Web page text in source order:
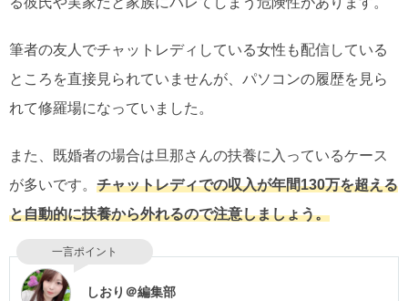
筆者の友人でチャットレディしている女性も配信している
ところを直接見られていませんが、パソコンの履歴を見ら
れて修羅場になっていました。
また、既婚者の場合は旦那さんの扶養に入っているケース
が多いです。 チャットレディでの収入が年間130万を超える
と自動的に扶養から外れるので注意しましょう。
一言ポイント
しおり＠編集部